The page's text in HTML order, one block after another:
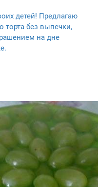
детей! Предлагаю
торта без выпечки,
на дне